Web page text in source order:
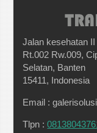
Jalan kesehatan
Rt.002 Rw.009,
Selatan, Banten
15411, Indonesia
Email :
Tlpn :